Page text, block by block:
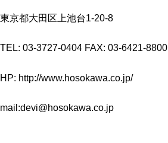
東京都大田区上池台1-20-8
TEL: 03-3727-0404 FAX: 03-6421-8800
HP: http://www.hosokawa.co.jp/
mail:devi@hosokawa.co.jp